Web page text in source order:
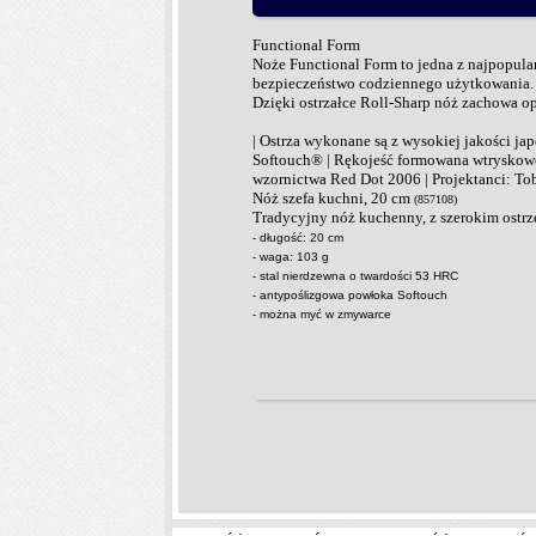
Functional Form
Noże Functional Form to jedna z
bezpieczeństwo codziennego
Dzięki ostrzałce Roll-Sharp nóż zachowa
| Ostrza wykonane są z wysokiej jakości
Softouch® | Rękojeść formowana
wzornictwa Red Dot 2006 | Projektanci:
Nóż szefa kuchni, 20 cm (857108)
Tradycyjny nóż kuchenny, z szerokim
- długość: 20 cm
- waga: 103 g
- stal nierdzewna o twardości 53 HRC
- antypoślizgowa powłoka Softouch
- można myć w zmywarce